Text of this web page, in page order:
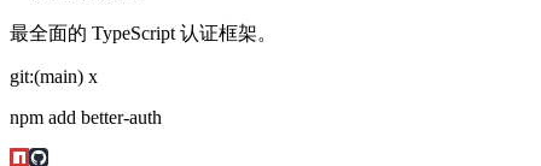
最全面的 TypeScript 认证框架。
git:(main) x
npm add better-auth